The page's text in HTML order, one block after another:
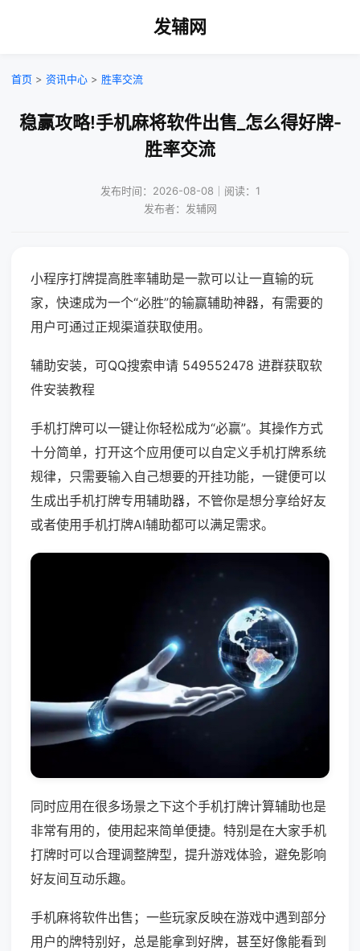
发辅网
首页 > 资讯中心 > 胜率交流
稳赢攻略!手机麻将软件出售_怎么得好牌-
胜率交流
发布时间：2026-08-08｜阅读：1
发布者：发辅网
小程序打牌提高胜率辅助是一款可以让一直输的玩
家，快速成为一个“必胜”的输赢辅助神器，有需要的
用户可通过正规渠道获取使用。
辅助安装，可QQ搜索申请 549552478 进群获取软
件安装教程
手机打牌可以一键让你轻松成为“必赢”。其操作方式
十分简单，打开这个应用便可以自定义手机打牌系统
规律，只需要输入自己想要的开挂功能，一键便可以
生成出手机打牌专用辅助器，不管你是想分享给好友
或者使用手机打牌AI辅助都可以满足需求。
同时应用在很多场景之下这个手机打牌计算辅助也是
非常有用的，使用起来简单便捷。特别是在大家手机
打牌时可以合理调整牌型，提升游戏体验，避免影响
好友间互动乐趣。
手机麻将软件出售；一些玩家反映在游戏中遇到部分
用户的牌特别好，总是能拿到好牌，甚至好像能看到